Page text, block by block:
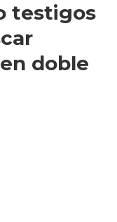
testigos
doble